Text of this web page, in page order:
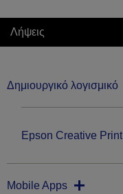
Λήψεις
Δημιουργικό λογισμικό
Epson Creative Print
Mobile Apps